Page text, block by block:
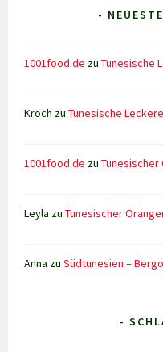
-
1001food.de zuTunesische
Kroch zuTunesische
1001food.de zuTunesischer
Leyla zuTunesischer
Anna zuSüdtunesien –
-